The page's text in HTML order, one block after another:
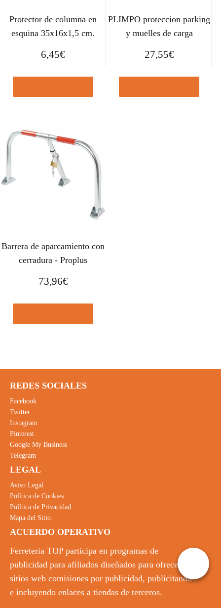
Protector de columna en
esquina 35x16x1,5 cm.
6,45€
PLIMPO proteccion parking
y muelles de carga
27,55€
Barrera de aparcamiento con
cerradura - Proplus
73,96€
REDES SOCIALES
Facebook
Twitter
Instagram
Pinterest
Google My Business
Telegram
LEGAL
Aviso Legal
Política de Cookies
Política de Privacidad
Mapa del Sitio
ACUERDO OPERATIVO
Ferreteria TOP participa en programas de
publicidad para afiliados diseñados para ofrecer a
sitios web comisiones por publicidad, publicitando
e incluyendo enlaces a tiendas de terceros.